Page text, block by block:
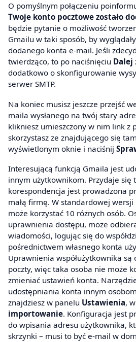
O pomyślnym połączeniu
Twoje konto pocztowe zostało
będzie pytanie o możliwość
Gmailu w taki sposób, by
dodanego konta e-mail. Jeśli
twierdząco, to po naciśnięciu Dalej
dodatkowo o skonfigurowanie
serwer SMTP.
Na koniec musisz jeszcze przejść
maila wysłanego na twój stary
klikniesz umieszczony w nim link z
skorzystasz ze znajdującego się
wyświetlonym oknie i naciśnij
Interesującą funkcją Gmaila jest
innym użytkownikom. Przydaje się
korespondencja jest prowadzona
małą firmę. W standardowej
może korzystać 10 różnych osób.
uprawnienia dostępu, może
wiadomości, logując się do
pośrednictwem własnego konta
Uprawnienia współużytkownika są
poczty, więc taka osoba nie może
zmieniać ustawień konta.
udostępniania konta innym
znajdziesz w panelu Ustawienia,
importowanie. Konfiguracja jest
do wpisania adresu użytkownika,
skrzynki – musi to być e-mail w